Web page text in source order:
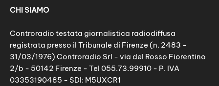
CHI SIAMO
Controradio testata giornalistica radiodiffusa
registrata presso il Tribunale di Firenze (n. 2483 -
31/03/1976) Controradio Srl - via del Rosso Fiorentino
2/b - 50142 Firenze - Tel 055.73.99910 - P. IVA
03353190485 - SDI: M5UXCR1